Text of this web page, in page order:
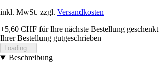
inkl. MwSt. zzgl. Versandkosten
+5,60 CHF für Ihre nächste Bestellung geschenkt
Ihrer Bestellung gutgeschrieben
Loading...
Beschreibung